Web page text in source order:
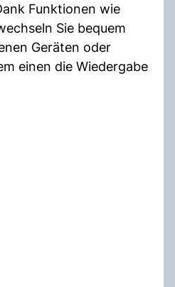
Funktionen wie
Sie bequem
Geräten oder
einen die Wiedergabe